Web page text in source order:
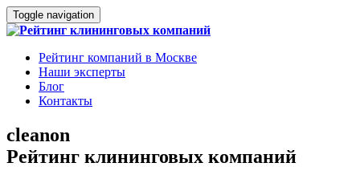
Toggle navigation
Рейтинг компаний в Москве
Наши эксперты
Блог
Контакты
cleanon
Рейтинг клининговых компаний